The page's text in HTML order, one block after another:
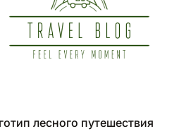
лесного путешествия